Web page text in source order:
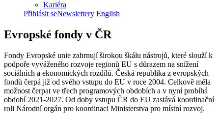
Kariéra
Přihlásit seNewslettery English
Evropské fondy v ČR
Fondy Evropské unie zahrnují širokou škálu nástrojů, které slouží k
podpoře vyváženého rozvoje regionů EU s důrazem na snížení
sociálních a ekonomických rozdílů. Česká republika z evropských
fondů čerpá již od svého vstupu do EU v roce 2004. Celkově měla
možnost čerpat ve třech programových obdobích a v nyní probíhá
období 2021-2027. Od doby vstupu ČR do EU zastává koordinační
roli Národní orgán pro koordinaci Ministerstva pro místní rozvoj.